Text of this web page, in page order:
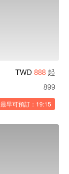
TWD 888 起
899
最早可預訂：19:15